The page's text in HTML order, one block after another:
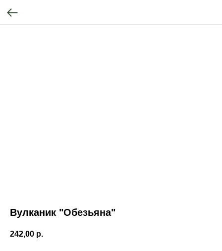
Вулканик "Обезьяна"
242,00 р.